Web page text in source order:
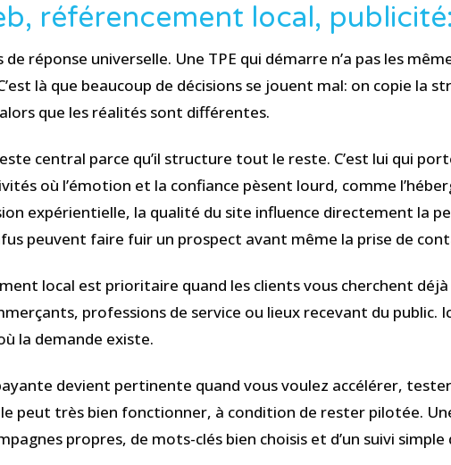
référencement local,
de réponse universelle. Une TPE qui démarre n’a pas les
là que beaucoup de décisions se jouent mal: on copie la
que les réalités sont différentes.
central parce qu’il structure tout le reste. C’est lui qui
où l’émotion et la confiance pèsent lourd, comme
expérientielle, la qualité du site influence directement la
peuvent faire fuir un prospect avant même la prise de
local est prioritaire quand les clients vous cherchent déjà
professions de service ou lieux recevant du public.
la demande existe.
devient pertinente quand vous voulez accélérer,
peut très bien fonctionner, à condition de rester pilotée. Une
propres, de mots-clés bien choisis et d’un suivi